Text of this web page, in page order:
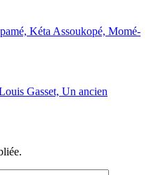
Kéta Assoukopé, Momé-
Gasset, Un ancien